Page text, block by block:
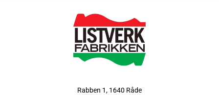
Rabben 1, 1640 Råde